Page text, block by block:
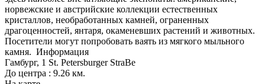
норвежские и австрийские коллекции естественных
кристаллов, необработанных камней, ограненных
драгоценностей, янтаря, окаменевших растений и животных.
Посетители могут попробовать ваять из мягкого мыльного
камня. Информация
Гамбург, 1 St. Petersburger StraBe
До центра : 9.26 км.